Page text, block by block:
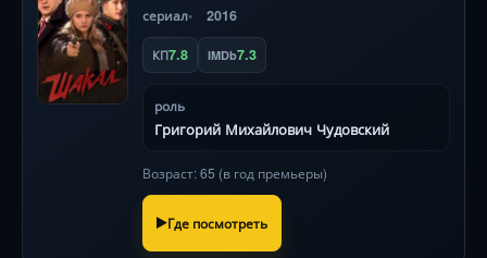
сериал 2016
КП7.8 IMDb7.3
роль
Григорий Михайлович Чудовский
Возраст: 65 (в год премьеры)
Где посмотреть